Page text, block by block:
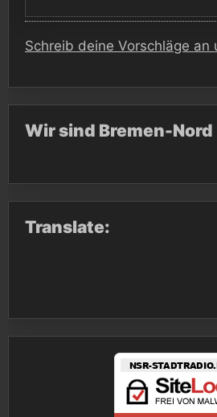
Schreib deine Vorschläge an
Wir sind Bremen-Nord
Translate: